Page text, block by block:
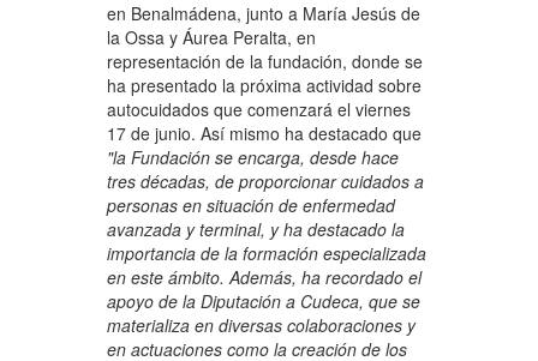
en Benalmádena, junto a María Jesús de
la Ossa y Áurea Peralta, en
representación de la fundación, donde se
ha presentado la próxima actividad sobre
autocuidados que comenzará el viernes
17 de junio. Así mismo ha destacado que
"la Fundación se encarga, desde hace
tres décadas, de proporcionar cuidados a
personas en situación de enfermedad
avanzada y terminal, y ha destacado la
importancia de la formación especializada
en este ámbito. Además, ha recordado el
apoyo de la Diputación a Cudeca, que se
materializa en diversas colaboraciones y
en actuaciones como la creación de los